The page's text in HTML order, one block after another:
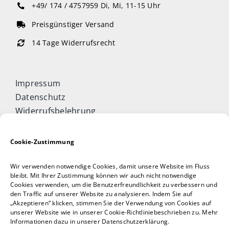
Cookie-Zustimmung
Wir verwenden notwendige Cookies, damit unsere Website im Fluss
bleibt. Mit Ihrer Zustimmung können wir auch nicht notwendige
Cookies verwenden, um die Benutzerfreundlichkeit zu verbessern und
den Traffic auf unserer Website zu analysieren. Indem Sie auf
„Akzeptieren“ klicken, stimmen Sie der Verwendung von Cookies auf
unserer Website wie in unserer Cookie-Richtliniebeschrieben zu. Mehr
Informationen dazu in unserer Datenschutzerklärung.
+49/ 174 / 4757959 Di, Mi, 11-15 Uhr
Preisgünstiger Versand
14 Tage Widerrufsrecht
Impressum
Datenschutz
Widerrufsbelehrung
Allgemeine Geschäftsbedingungen
Taijiquan & Qigong Journal
DAOCONCEPTS Verlag
Versand & Lieferung
Zahlungsweisen